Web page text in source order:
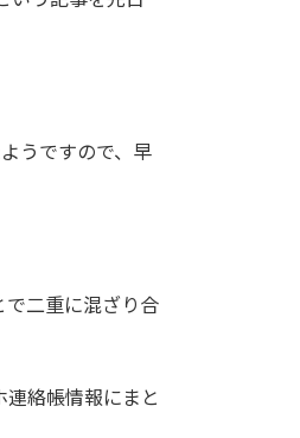
うですので、早
で二重に混ざり合
絡帳情報にまと